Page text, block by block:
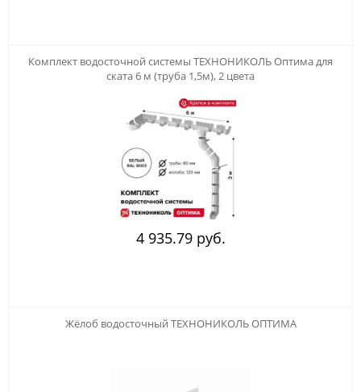
Комплект водосточной системы ТЕХНОНИКОЛЬ Оптима для
ската 6 м (труба 1,5м), 2 цвета
4 935.79 руб.
Жёлоб водосточный ТЕХНОНИКОЛЬ ОПТИМА